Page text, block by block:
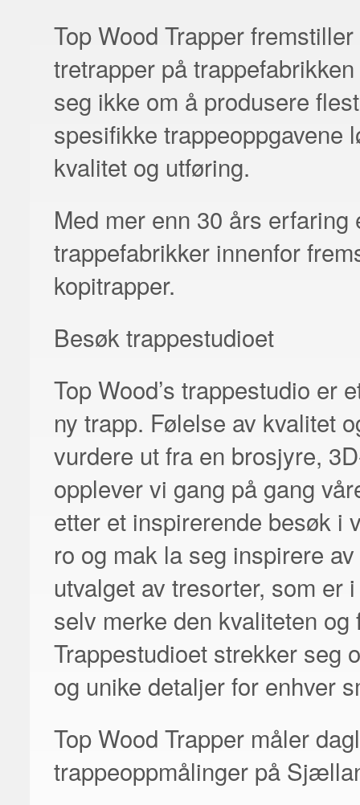
Top Wood Trapper
tretrapper på
seg ikke om å produsere
spesifikke trappeoppgavene
kvalitet og utføring.
Med mer enn 30 års
trappefabrikker innenfor
kopitrapper.
Besøk trappestudioet
Top Wood’s trappestudio er
ny trapp. Følelse av kvalitet
vurdere ut fra en brosjyre,
opplever vi gang på gang
etter et inspirerende besøk i
ro og mak la seg inspirere
utvalget av tresorter, som er
selv merke den kvaliteten
Trappestudioet strekker seg
og unike detaljer for enhver
Top Wood Trapper måler
trappeoppmålinger på